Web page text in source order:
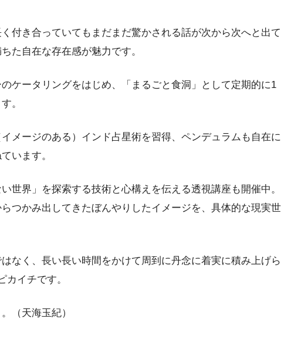
付き合っていてもまだまだ驚かされる話が次から次へと出て
た自在な存在感が魅力です。
ケータリングをはじめ、「まるごと食洞」として定期的に1
。
メージのある）インド占星術を習得、ペンデュラムも自在に
います。
世界」を探索する技術と心構えを伝える透視講座も開催中。
つかみ出してきたぼんやりしたイメージを、具体的な現実世
なく、長い長い時間をかけて周到に丹念に着実に積み上げら
イチです。
（天海玉紀）